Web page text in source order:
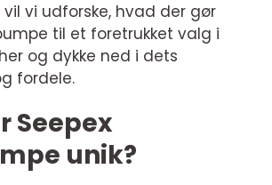
vi udforske, hvad der gør
til et foretrukket valg i
og dykke ned i dets
fordele.
Seepex
unik?